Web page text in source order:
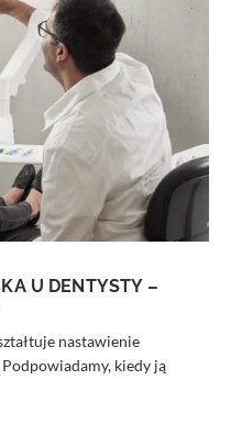
U DENTYSTY –
nastawienie
Podpowiadamy, kiedy ją